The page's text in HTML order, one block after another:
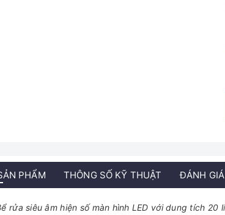
PHẨM THÔNG SỐ KỸ THUẬT ĐÁNH GIÁ
rửa siêu âm hiện số màn hình LED với dung tích